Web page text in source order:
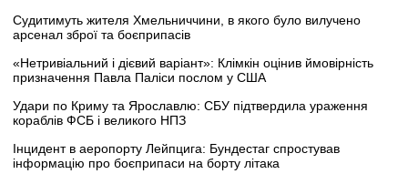
Судитимуть жителя Хмельниччини, в якого було вилучено
арсенал зброї та боєприпасів
«Нетривіальний і дієвий варіант»: Клімкін оцінив ймовірність
призначення Павла Паліси послом у США
Удари по Криму та Ярославлю: СБУ підтвердила ураження
кораблів ФСБ і великого НПЗ
Інцидент в аеропорту Лейпцига: Бундестаг спростував
інформацію про боєприпаси на борту літака